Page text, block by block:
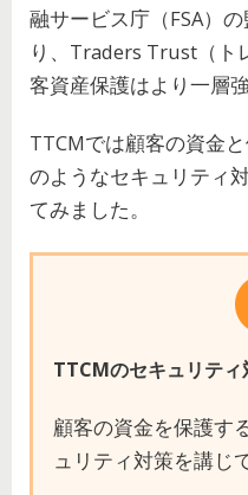
融サービス庁（FSA）
り、Traders Trust（ト
客資産保護はより一層
TTCMでは顧客の資金
のようなセキュリティ
てみました。
TTCMのセキュリティ
顧客の資金を保護す
ュリティ対策を講じ